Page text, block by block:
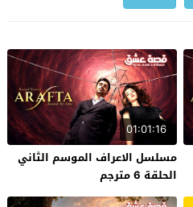
01:01:16
مسلسل الاعراف الموسم الثاني
الحلقة 6 مترجم